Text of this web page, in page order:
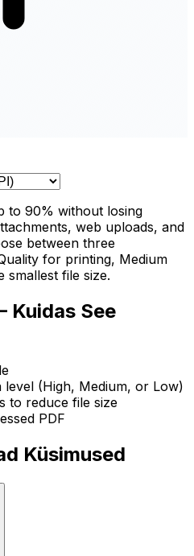
to 90% without losing
web uploads, and
between three
for printing, Medium
file size.
Kuidas See
level (High, Medium, or Low)
to reduce file size
PDF
Küsimused